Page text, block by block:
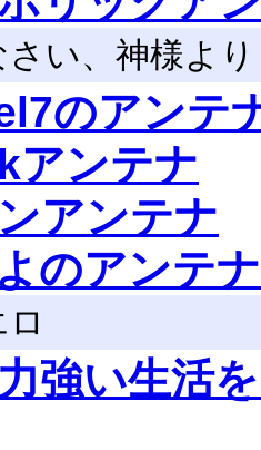
さい、神様よ
のアンテ
アンテナ
アンテナ
のアンテナ
強い生活